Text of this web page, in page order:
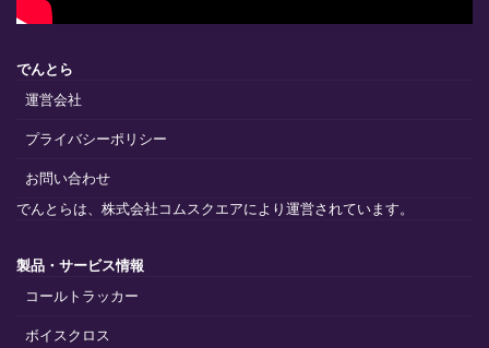
でんとら
運営会社
プライバシーポリシー
お問い合わせ
でんとらは、株式会社コムスクエアにより運営されています。
製品・サービス情報
コールトラッカー
ボイスクロス